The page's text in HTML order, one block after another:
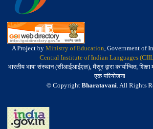
A Project by Ministry of Education, Government of
Central Institute of Indian Languages
भारतीय भाषा संस्थान (सीआईआईएल), मैसूर द्वारा कार्यान्वित,
एक परियोजना
© Copyright Bharatavani. All Rights